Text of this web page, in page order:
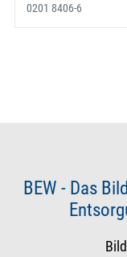
0201 8406-6
BEW - Das